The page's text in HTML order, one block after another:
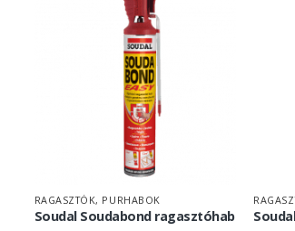
RAGASZTÓK, PURHABOK
Soudal Soudabond ragasztóhab